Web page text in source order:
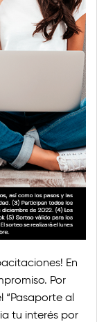
En
Por
“Pasaporte al
tu interés por